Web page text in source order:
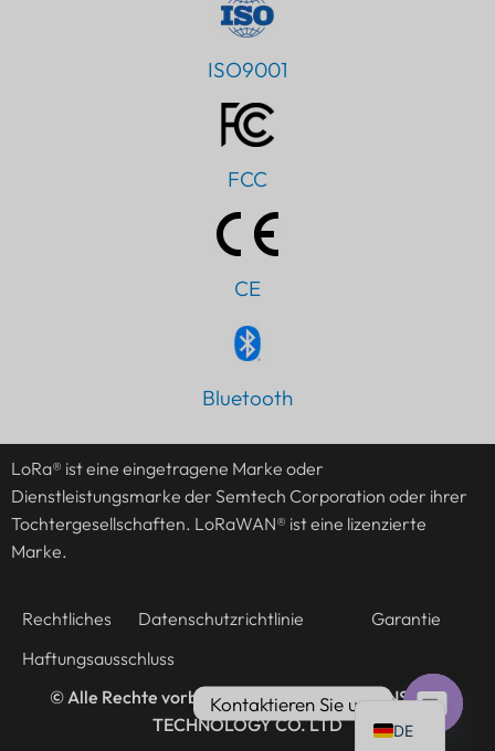
ISO9001
FCC
CE
Bluetooth
LoRa® ist eine eingetragene Marke oder
Dienstleistungsmarke der Semtech Corporation oder ihrer
Tochtergesellschaften. LoRaWAN® ist eine lizenzierte
Marke.
Rechtliches Datenschutzrichtlinie
Garantie
Haftungsausschluss
© Alle Rechte vorbehalten @2016-2026
LANSITEC
TECHNOLOGY CO. LTD
DE
EN
KO
Kontaktieren Sie uns